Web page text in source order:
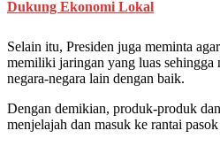
Dukung Ekonomi Lokal
Selain itu, Presiden juga meminta
memiliki jaringan yang luas sehingga
negara-negara lain dengan baik.
Dengan demikian, produk-produk
menjelajah dan masuk ke rantai